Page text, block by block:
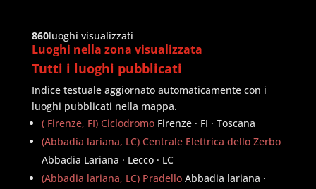
860luoghi visualizzati
Luoghi nella zona visualizzata
Tutti i luoghi pubblicati
Indice testuale aggiornato automaticamente con i
luoghi pubblicati nella mappa.
( Firenze, FI) Ciclodromo Firenze · FI · Toscana
(Abbadia lariana, LC) Centrale Elettrica dello Zerbo
Abbadia Lariana · Lecco · LC
(Abbadia lariana, LC) Pradello Abbadia lariana ·